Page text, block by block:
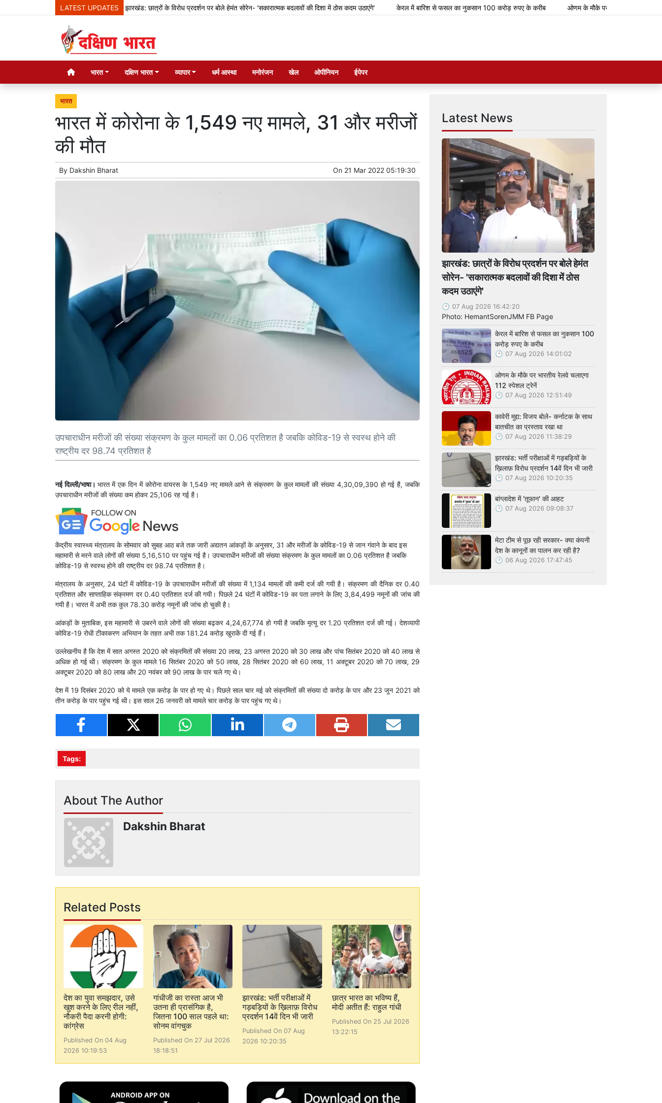
LATEST UPDATESझारखंड: छात्रों के विरोध प्रदर्शन पर बोले हेमंत सोरेन- 'सकारात्मक बदलावों की दिशा में ठोस कदम उठाएंगे' केरल में बारिश से फसल का नुकसान 100 करोड़ रुपए के करीब ओणम के मौके पर भारतीय रेलवे चलाएगा 112
भारत दक्षिण भारत व्यापार धर्म आस्था मनोरंजन खेल ओपीनियन ईपेपर
भारत
भारत में कोरोना के 1,549 नए मामले, 31 और मरीजों
की मौत
By Dakshin Bharat On 21 Mar 2022 05:19:30
उपचाराधीन मरीजों की संख्या संक्रमण के कुल मामलों का 0.06 प्रतिशत है जबकि कोविड-19 से स्वस्थ होने की
राष्ट्रीय दर 98.74 प्रतिशत है
नई दिल्ली/भाषा। भारत में एक दिन में कोरोना वायरस के 1,549 नए मामले आने से संक्रमण के कुल मामलों की संख्या 4,30,09,390 हो गई है, जबकि
उपचाराधीन मरीजों की संख्या कम होकर 25,106 रह गई है।
केंद्रीय स्वास्थ्य मंत्रालय के सोमवार को सुबह आठ बजे तक जारी अद्यतन आंकड़ों के अनुसार, 31 और मरीजों के कोविड-19 से जान गंवाने के बाद इस
महामारी से मरने वाले लोगों की संख्या 5,16,510 पर पहुंच गई है। उपचाराधीन मरीजों की संख्या संक्रमण के कुल मामलों का 0.06 प्रतिशत है जबकि
कोविड-19 से स्वस्थ होने की राष्ट्रीय दर 98.74 प्रतिशत है।
मंत्रालय के अनुसार, 24 घंटों में कोविड-19 के उपचाराधीन मरीजों की संख्या में 1,134 मामलों की कमी दर्ज की गयी है। संक्रमण की दैनिक दर 0.40
प्रतिशत और साप्ताहिक संक्रमण दर 0.40 प्रतिशत दर्ज की गयी। पिछले 24 घंटों में कोविड-19 का पता लगाने के लिए 3,84,499 नमूनों की जांच की
गयी है। भारत में अभी तक कुल 78.30 करोड़ नमूनों की जांच हो चुकी है।
आंकड़ों के मुताबिक, इस महामारी से उबरने वाले लोगों की संख्या बढ़कर 4,24,67,774 हो गयी है जबकि मृत्यु दर 1.20 प्रतिशत दर्ज की गई। देशव्यापी
कोविड-19 रोधी टीकाकरण अभियान के तहत अभी तक 181.24 करोड़ खुराकें दी गई हैं।
उल्लेखनीय है कि देश में सात अगस्त 2020 को संक्रमितों की संख्या 20 लाख, 23 अगस्त 2020 को 30 लाख और पांच सितंबर 2020 को 40 लाख से
अधिक हो गई थी। संक्रमण के कुल मामले 16 सितंबर 2020 को 50 लाख, 28 सितंबर 2020 को 60 लाख, 11 अक्टूबर 2020 को 70 लाख, 29
अक्टूबर 2020 को 80 लाख और 20 नवंबर को 90 लाख के पार चले गए थे।
देश में 19 दिसंबर 2020 को ये मामले एक करोड़ के पार हो गए थे। पिछले साल चार मई को संक्रमितों की संख्या दो करोड़ के पार और 23 जून 2021 को
तीन करोड़ के पार पहुंच गई थी। इस साल 26 जनवरी को मामले चार करोड़ के पार पहुंच गए थे।
Tags:
About The Author
Dakshin Bharat
Related Posts
देश का युवा समझदार, उसे
खुश करने के लिए रील नहीं,
नौकरी पैदा करनी होगी:
कांग्रेस
Published On 04 Aug
2026 10:19:53
गांधीजी का रास्ता आज भी
उतना ही प्रासंगिक है,
जितना 100 साल पहले था:
सोनम वांगचुक
Published On 27 Jul 2026
18:18:51
झारखंड: भर्ती परीक्षाओं में
गड़बड़ियों के ख़िलाफ़ विरोध
प्रदर्शन 14वें दिन भी जारी
Published On 07 Aug
2026 10:20:35
छात्र भारत का भविष्य हैं,
मोदी अतीत हैं: राहुल गांधी
Published On 25 Jul 2026
13:22:15
Latest News
झारखंड: छात्रों के विरोध प्रदर्शन पर बोले हेमंत
सोरेन- 'सकारात्मक बदलावों की दिशा में ठोस
कदम उठाएंगे'
07 Aug 2026 16:42:20
Photo: HemantSorenJMM FB Page
केरल में बारिश से फसल का नुकसान 100
करोड़ रुपए के करीब
07 Aug 2026 14:01:02
ओणम के मौके पर भारतीय रेलवे चलाएगा
112 स्पेशल ट्रेनें
07 Aug 2026 12:51:49
कावेरी मुद्दा: विजय बोले- कर्नाटक के साथ
बातचीत का प्रस्ताव रखा था
07 Aug 2026 11:38:29
झारखंड: भर्ती परीक्षाओं में गड़बड़ियों के
ख़िलाफ़ विरोध प्रदर्शन 14वें दिन भी जारी
07 Aug 2026 10:20:35
बांग्लादेश में 'तूफान' की आहट
07 Aug 2026 09:08:37
मेटा टीम से पूछ रही सरकार- क्या कंपनी
देश के कानूनों का पालन कर रही है?
06 Aug 2026 17:47:45